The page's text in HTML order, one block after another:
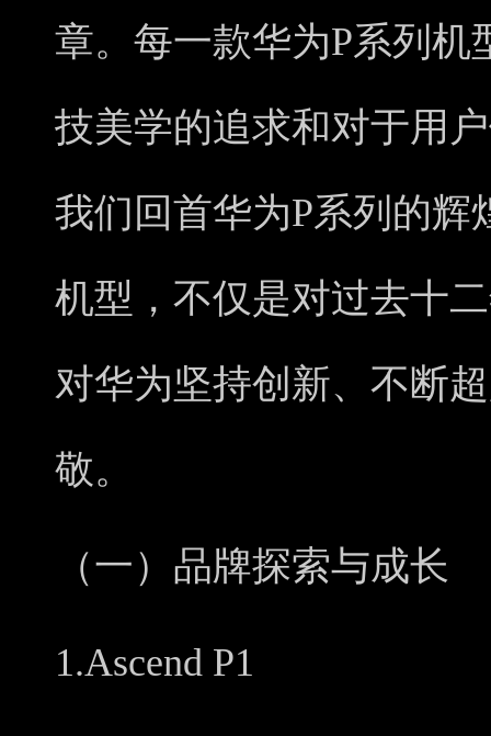
章。每一款华为P系列
技美学的追求和对于用
我们回首华为P系列的辉
机型，不仅是对过去十
对华为坚持创新、不断
敬。
（一）品牌探索与成长
1.Ascend P1